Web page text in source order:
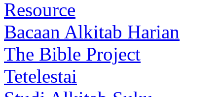
Resource
Bacaan Alkitab Harian
The Bible Project
Tetelestai